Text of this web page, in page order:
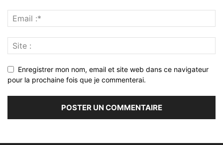
Enregistrer mon nom, email et site web dans ce navigateur
pour la prochaine fois que je commenterai.